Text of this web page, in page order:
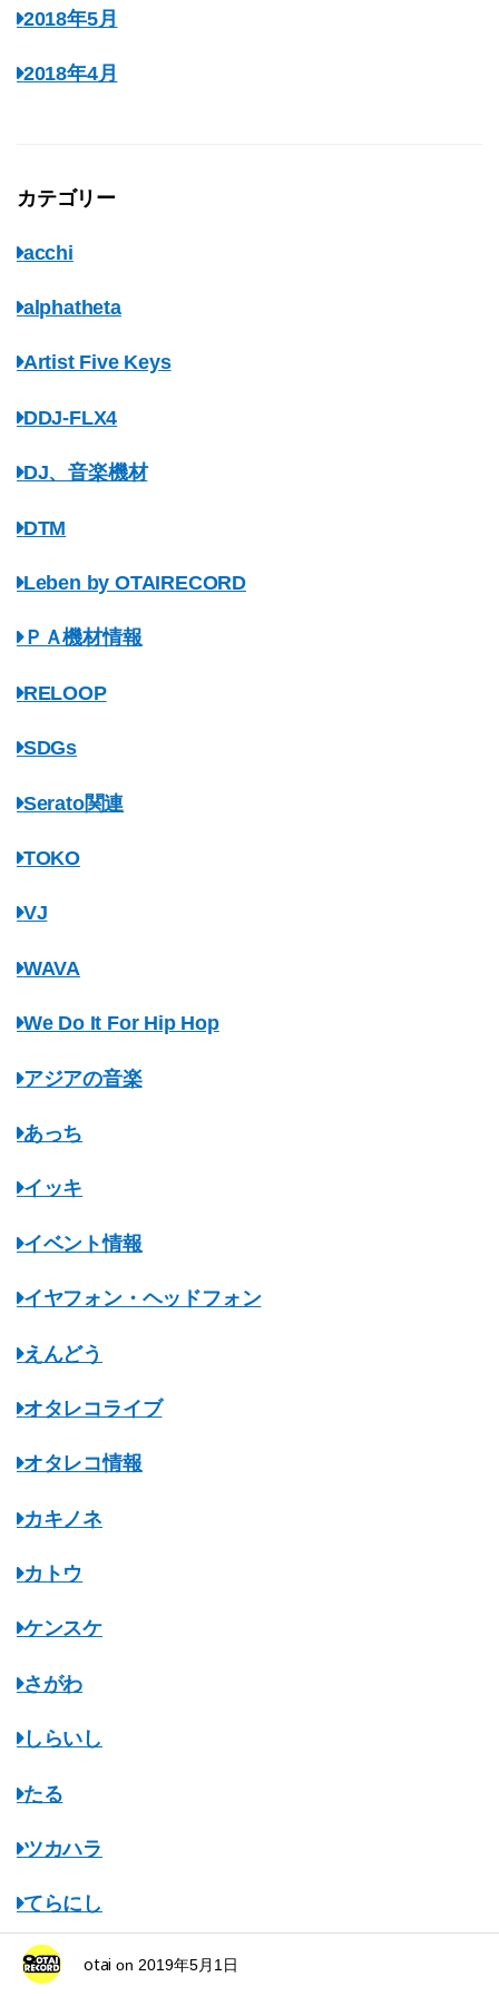
2018年5月
2018年4月
カテゴリー
acchi
alphatheta
Artist Five Keys
DDJ-FLX4
DJ、音楽機材
DTM
Leben by OTAIRECORD
ＰＡ機材情報
RELOOP
SDGs
Serato関連
TOKO
VJ
WAVA
We Do It For Hip Hop
アジアの音楽
あっち
イッキ
イベント情報
イヤフォン・ヘッドフォン
えんどう
オタレコライブ
オタレコ情報
カキノネ
カトウ
ケンスケ
さがわ
しらいし
たる
ツカハラ
てらにし
ながはし
otai on 2019年5月1日